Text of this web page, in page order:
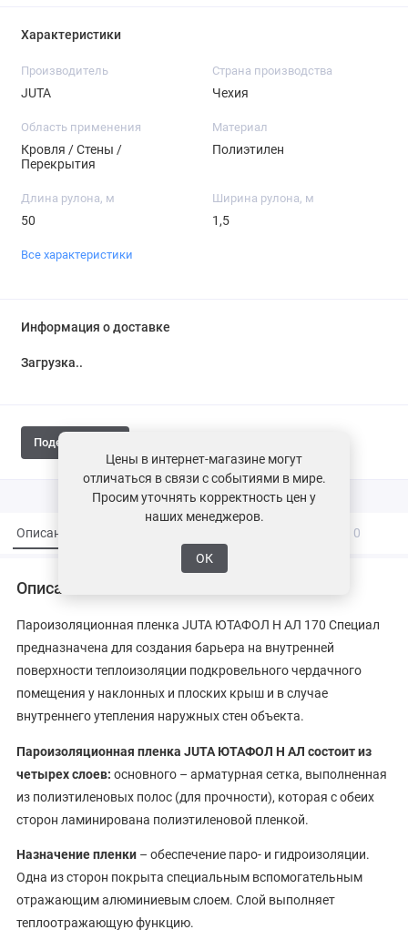
Характеристики
Производитель
JUTA
Страна производства
Чехия
Область применения
Кровля / Стены /
Перекрытия
Материал
Полиэтилен
Длина рулона, м
50
Ширина рулона, м
1,5
Все характеристики
Информация о доставке
Загрузка...
Поделиться
Описание 0
Описание
Пароизоляционная пленка JUTA ЮТАФОЛ Н АЛ 170 Специал
предназначена для создания барьера на внутренней
поверхности теплоизоляции подкровельного чердачного
помещения у наклонных и плоских крыш и в случае
внутреннего утепления наружных стен объекта.
Пароизоляционная пленка JUTA ЮТАФОЛ Н АЛ состоит из
четырех слоев: основного – арматурная сетка, выполненная
из полиэтиленовых полос (для прочности), которая с обеих
сторон ламинирована полиэтиленовой пленкой.
Назначение пленки – обеспечение паро- и гидроизоляции.
Одна из сторон покрыта специальным вспомогательным
отражающим алюминиевым слоем. Слой выполняет
теплоотражающую функцию.
Цены в интернет-магазине могут
отличаться в связи с событиями в мире.
Просим уточнять корректность цен у
наших менеджеров.
ОК